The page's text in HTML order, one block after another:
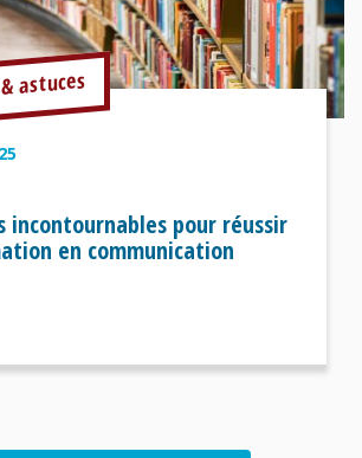
astuces
incontournables pour réussir
en communication